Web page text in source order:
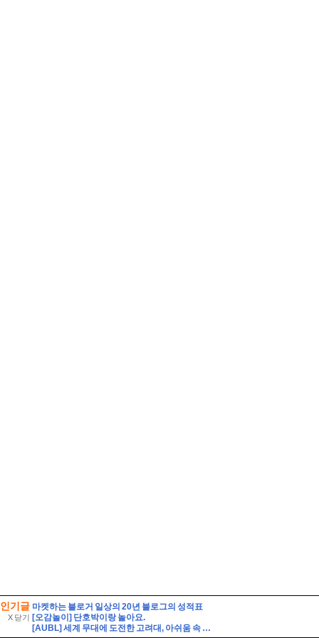
인기글
X 닫기
마켓하는 블로거 일상의 20년 블로그의 성적표
[오감놀이] 단호박이랑 놀아요.
[AUBL] 세계 무대에 도전한 고려대, 아쉬움 속 대회 마무리